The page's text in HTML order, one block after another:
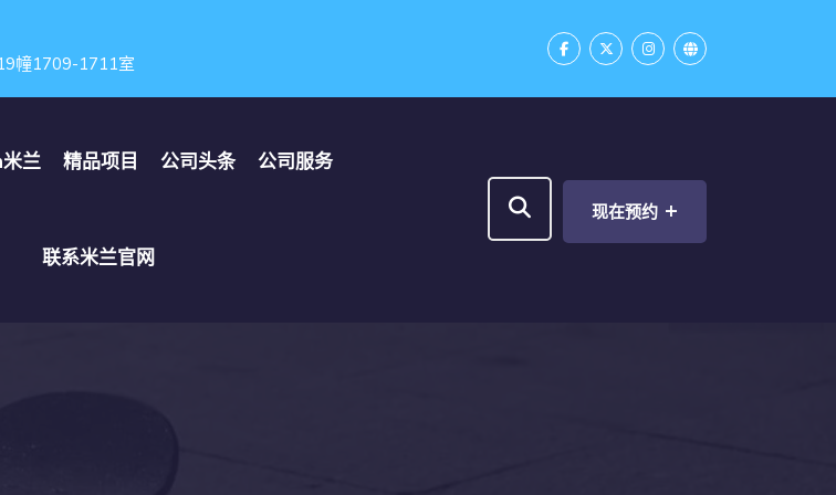
幢1709-1711室
兰 精品项目 公司头条 公司服务
联系米兰官网
现在预约 +